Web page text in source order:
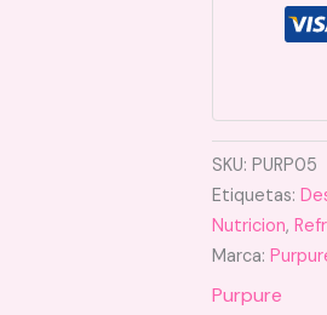
SKU: PURP05
Etiquetas:
Nutricion,
Marca:
Purpure